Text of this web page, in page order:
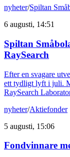
nyheter/Spiltan
6 augusti, 14:51
Spiltan
RaySearch
Efter en svagare
ett tydligt lyft i juli.
RaySearch
nyheter/Aktiefonder
5 augusti, 15:06
Fondvinnare